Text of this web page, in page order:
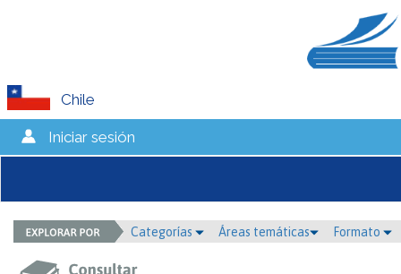
Chile
Iniciar sesión
Categorías Áreas temáticas Formato